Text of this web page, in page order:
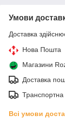
Умови
Доставка
Нова Пошта
Магазини
Доставка
Транспортна
Всі умови